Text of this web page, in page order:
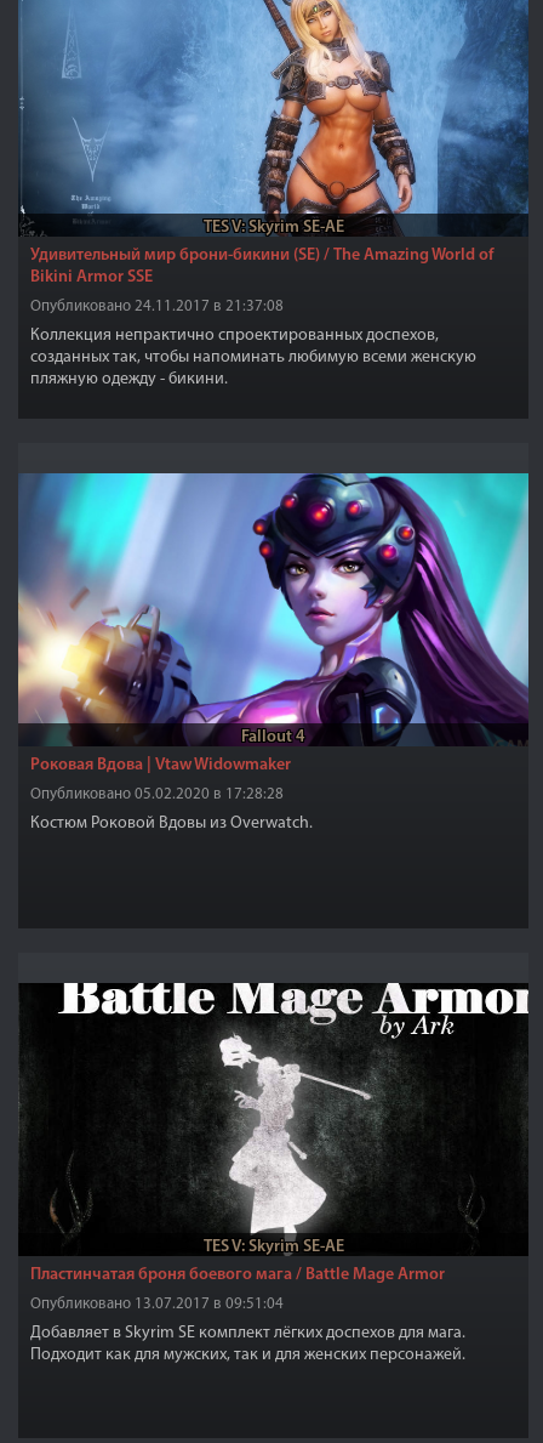
TES V: Skyrim SE-AE
Удивительный мир брони-бикини (SE) / The Amazing World of
Bikini Armor SSE
Опубликовано 24.11.2017 в 21:37:08
Коллекция непрактично спроектированных доспехов,
созданных так, чтобы напоминать любимую всеми женскую
пляжную одежду - бикини.
Fallout 4
Роковая Вдова | Vtaw Widowmaker
Опубликовано 05.02.2020 в 17:28:28
Костюм Роковой Вдовы из Overwatch.
TES V: Skyrim SE-AE
Пластинчатая броня боевого мага / Battle Mage Armor
Опубликовано 13.07.2017 в 09:51:04
Добавляет в Skyrim SE комплект лёгких доспехов для мага.
Подходит как для мужских, так и для женских персонажей.